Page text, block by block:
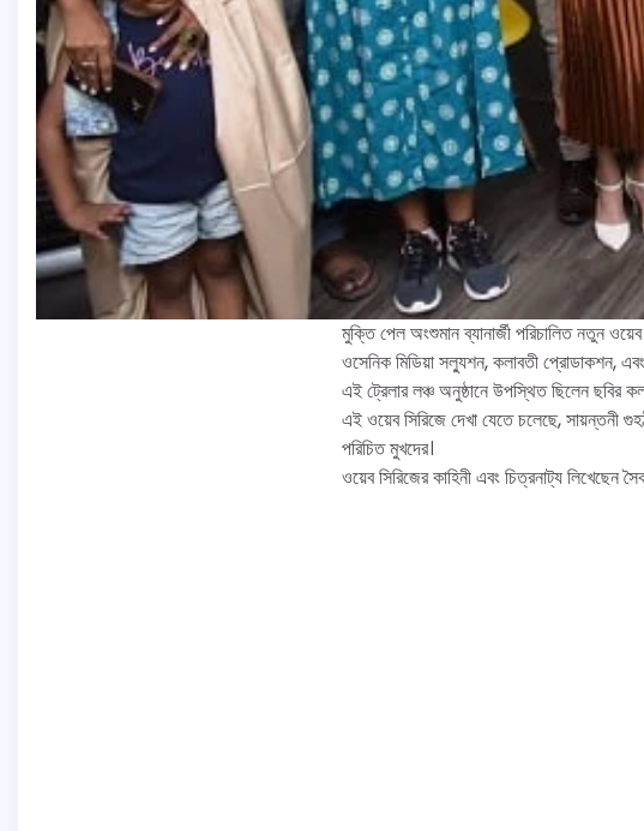
মুক্তি পেল অংশুমান ব্যানার্জী পরিচালিত নতুন
ওসেনিক মিডিয়া সল্যুশন, কলাবতী প্রোডাকশন,
এই ট্রেলার লঞ্চ অনুষ্ঠানে উপস্থিত ছিলেন ছবির
এই ওয়েব সিরিজে দেখা যেতে চলেছে, সায়ন্তনী
পরিচিত মুখদের।
ওয়েব সিরিজের কাহিনী এবং চিত্রনাট্য লিখেছেন